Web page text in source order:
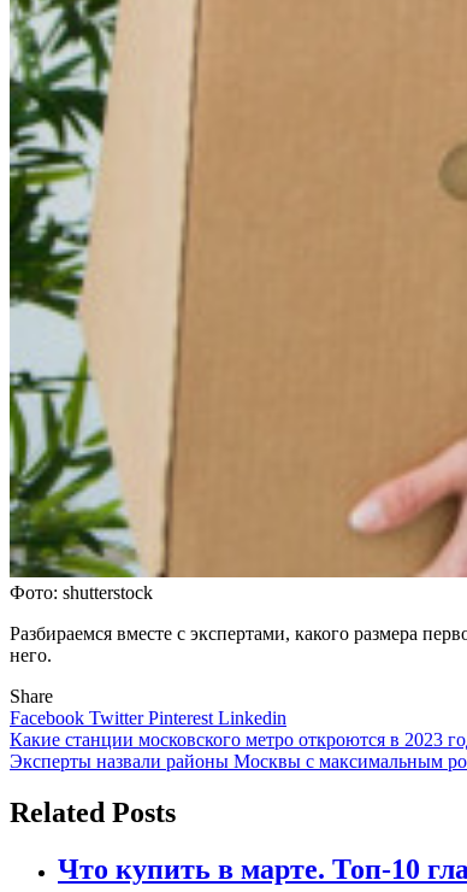
Фото: shutterstock
Разбираемся вместе с экспертами, какого размера
него.
Share
Facebook TwitterPinterest Linkedin
Навигация
по
записям
Какие станции московского метро откроются в 2023
Эксперты назвали районы Москвы с максимальным
Related Posts
Что купить в марте. Топ-10